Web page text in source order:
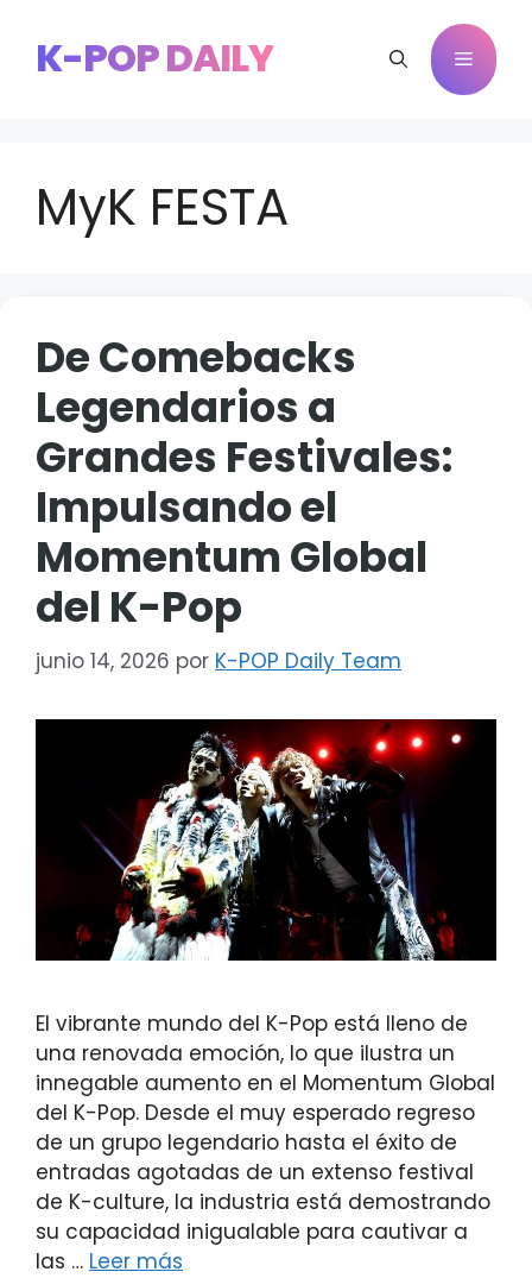
contenido
K-POP DAILY Menú
MyK FESTA
De Comebacks
Legendarios a
Grandes Festivales:
Impulsando el
Momentum Global
del K-Pop
junio 14, 2026 por K-POP Daily Team
El vibrante mundo del K-Pop está lleno de
una renovada emoción, lo que ilustra un
innegable aumento en el Momentum Global
del K-Pop. Desde el muy esperado regreso
de un grupo legendario hasta el éxito de
entradas agotadas de un extenso festival
de K-culture, la industria está demostrando
su capacidad inigualable para cautivar a
las … Leer más